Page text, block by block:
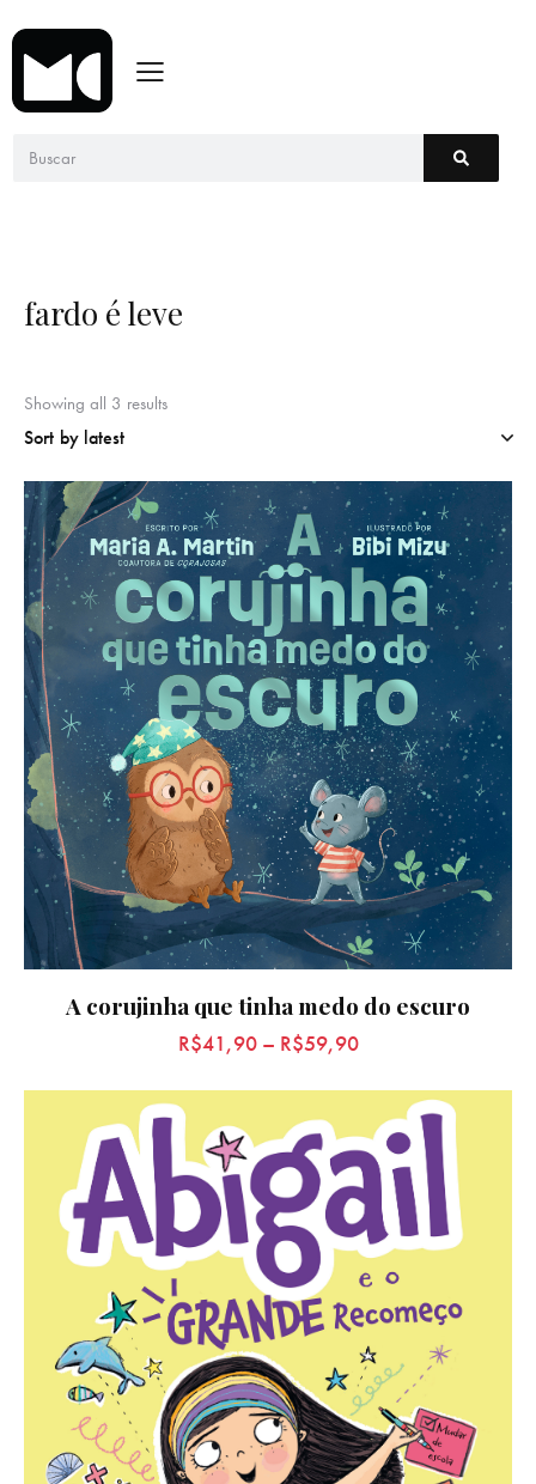
fardo é leve
Showing all 3 results
A corujinha que tinha medo do escuro
R$41,90– R$59,90